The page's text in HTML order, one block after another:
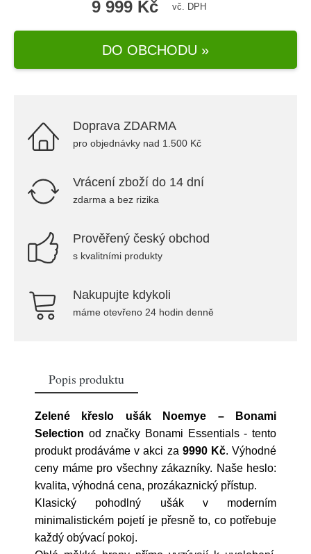
9 999 Kč vč. DPH
DO OBCHODU »
Doprava ZDARMA
pro objednávky nad 1.500 Kč
Vrácení zboží do 14 dní
zdarma a bez rizika
Prověřený český obchod
s kvalitními produkty
Nakupujte kdykoli
máme otevřeno 24 hodin denně
Popis produktu
Zelené křeslo ušák Noemye – Bonami
Selection od značky Bonami Essentials- tento
produkt prodáváme v akci za 9990 Kč. Výhodné
ceny máme pro všechny zákazníky. Naše heslo:
kvalita, výhodná cena, prozákaznický přístup.
Klasický pohodlný ušák v moderním
minimalistickém pojetí je přesně to, co potřebuje
každý obývací pokoj.